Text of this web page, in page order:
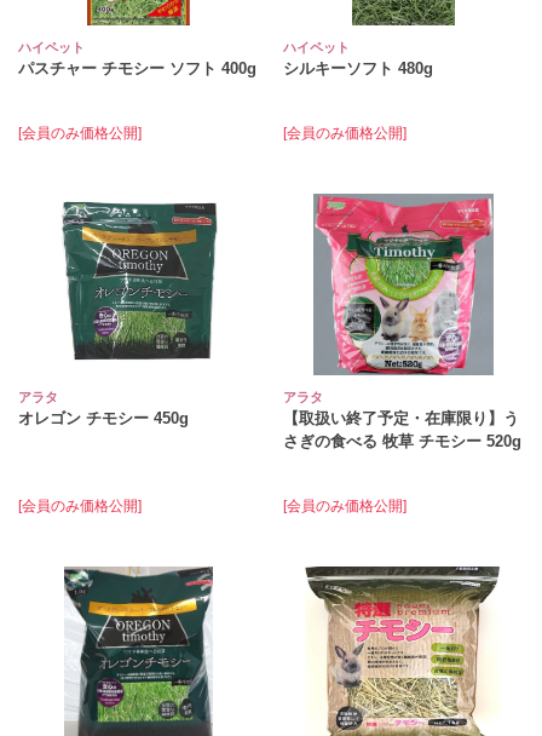
ハイペット
パスチャー チモシー ソフト 400g
[会員のみ価格公開]
ハイペット
シルキーソフト 480g
[会員のみ価格公開]
アラタ
オレゴン チモシー 450g
[会員のみ価格公開]
アラタ
【取扱い終了予定・在庫限り】う
さぎの食べる 牧草 チモシー 520g
[会員のみ価格公開]